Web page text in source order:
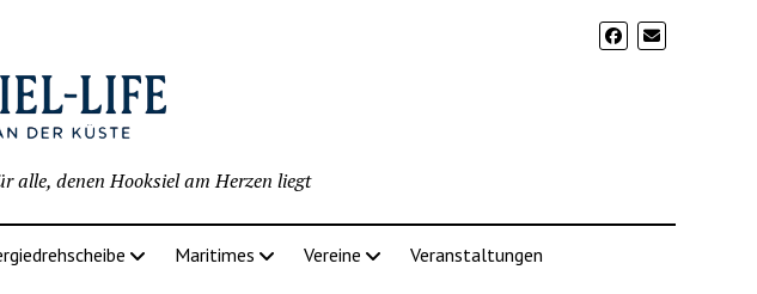
alle, denen Hooksiel am Herzen liegt
Maritimes Vereine Veranstaltungen